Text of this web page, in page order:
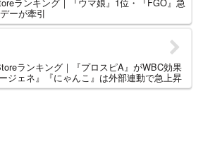
ランキング｜『ウマ娘』1位・『FGO』急
ーが牽引
ランキング｜『プロスピA』がWBC効果
ジェネ』『にゃんこ』は外部連動で急上昇